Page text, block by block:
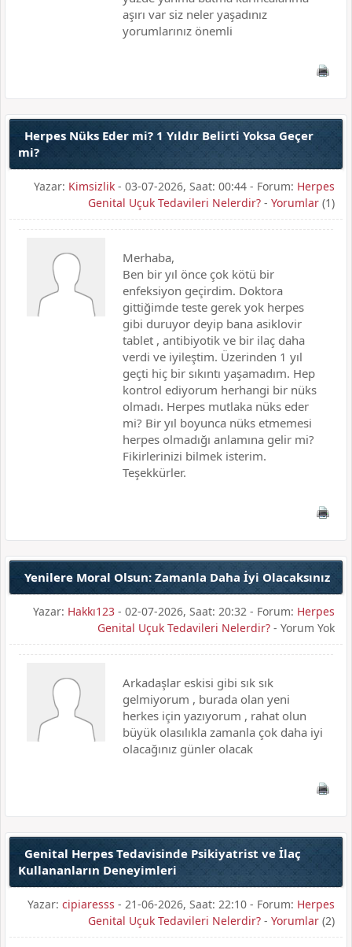
aşırı var siz neler yaşadınız
yorumlarınız önemli
Herpes Nüks Eder mi? 1 Yıldır Belirti Yoksa Geçer
mi?
Yazar: Kimsizlik - 03-07-2026, Saat: 00:44 - Forum: Herpes
Genital Uçuk Tedavileri Nelerdir? - Yorumlar (1)
Merhaba,
Ben bir yıl önce çok kötü bir
enfeksiyon geçirdim. Doktora
gittiğimde teste gerek yok herpes
gibi duruyor deyip bana asiklovir
tablet , antibiyotik ve bir ilaç daha
verdi ve iyileştim. Üzerinden 1 yıl
geçti hiç bir sıkıntı yaşamadım. Hep
kontrol ediyorum herhangi bir nüks
olmadı. Herpes mutlaka nüks eder
mi? Bir yıl boyunca nüks etmemesi
herpes olmadığı anlamına gelir mi?
Fikirlerinizi bilmek isterim.
Teşekkürler.
Yenilere Moral Olsun: Zamanla Daha İyi Olacaksınız
Yazar: Hakkı123 - 02-07-2026, Saat: 20:32 - Forum: Herpes
Genital Uçuk Tedavileri Nelerdir? - Yorum Yok
Arkadaşlar eskisi gibi sık sık
gelmiyorum , burada olan yeni
herkes için yazıyorum , rahat olun
büyük olasılıkla zamanla çok daha iyi
olacağınız günler olacak
Genital Herpes Tedavisinde Psikiyatrist ve İlaç
Kullananların Deneyimleri
Yazar: cipiaresss - 21-06-2026, Saat: 22:10 - Forum: Herpes
Genital Uçuk Tedavileri Nelerdir? - Yorumlar (2)